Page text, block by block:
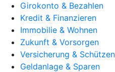
Girokonto & Bezahlen
Kredit & Finanzieren
Immobilie & Wohnen
Zukunft & Vorsorgen
Versicherung & Schützen
Geldanlage & Sparen